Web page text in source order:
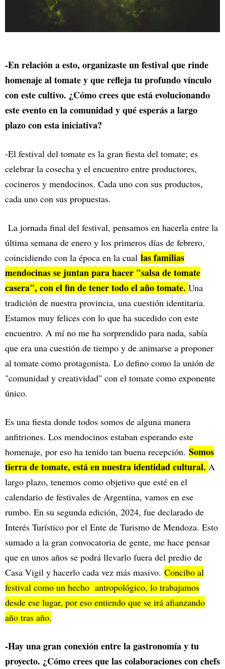
-En relación a esto, organizaste un festival que rinde
homenaje al tomate y que refleja tu profundo vínculo
con este cultivo. ¿Cómo crees que está evolucionando
este evento en la comunidad y qué esperás a largo
plazo con esta iniciativa?
-El festival del tomate es la gran fiesta del tomate; es
celebrar la cosecha y el encuentro entre productores,
cocineros y mendocinos. Cada uno con sus productos,
cada uno con sus propuestas.
La jornada final del festival, pensamos en hacerla entre la
última semana de enero y los primeros días de febrero,
coincidiendo con la época en la cual las familias
mendocinas se juntan para hacer "salsa de tomate
casera", con el fin de tener todo el año tomate. Una
tradición de nuestra provincia, una cuestión identitaria.
Estamos muy felices con lo que ha sucedido con este
encuentro. A mí no me ha sorprendido para nada, sabía
que era una cuestión de tiempo y de animarse a proponer
al tomate como protagonista. Lo defino como la unión de
"comunidad y creatividad" con el tomate como exponente
único.
Es una fiesta donde todos somos de alguna manera
anfitriones. Los mendocinos estaban esperando este
homenaje, por eso ha tenido tan buena recepción. Somos
tierra de tomate, está en nuestra identidad cultural. A
largo plazo, tenemos como objetivo que esté en el
calendario de festivales de Argentina, vamos en ese
rumbo. En su segunda edición, 2024, fue declarado de
Interés Turístico por el Ente de Turismo de Mendoza. Esto
sumado a la gran convocatoria de gente, me hace pensar
que en unos años se podrá llevarlo fuera del predio de
Casa Vigil y hacerlo cada vez más masivo. Concibo al
festival como un hecho antropológico, lo trabajamos
desde ese lugar, por eso entiendo que se irá afianzando
año tras año.
-Hay una gran conexión entre la gastronomía y tu
proyecto. ¿Cómo crees que las colaboraciones con chefs